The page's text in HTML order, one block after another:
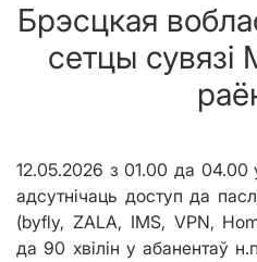
Брэсцкая
сетцы сувязі
12.05.2026 з 01.00 да 04.00
адсутнічаць доступ да
(byfly, ZALA, IMS, VPN,
да90 хвілін у абанентаў